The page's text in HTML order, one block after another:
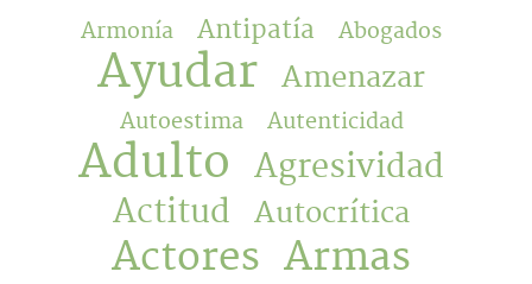
Armonía
Antipatía Abogados
Ayudar Amenazar
Autoestima Autenticidad
Adulto
Agresividad
Actitud
Autocrítica
Actores Armas